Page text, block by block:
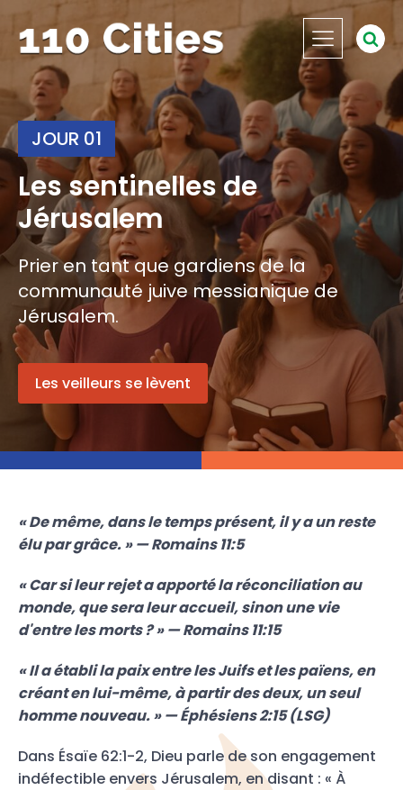
JOUR 01
Les sentinelles de
Jérusalem
Prier en tant que gardiens de la
communauté juive messianique de
Jérusalem.
Les veilleurs se lèvent
« De même, dans le temps présent, il y a un reste
élu par grâce. » — Romains 11:5
« Car si leur rejet a apporté la réconciliation au
monde, que sera leur accueil, sinon une vie
d'entre les morts ? » — Romains 11:15
« Il a établi la paix entre les Juifs et les païens, en
créant en lui-même, à partir des deux, un seul
homme nouveau. » — Éphésiens 2:15 (LSG)
Dans Ésaïe 62:1-2, Dieu parle de son engagement
indéfectible envers Jérusalem, en disant : « À